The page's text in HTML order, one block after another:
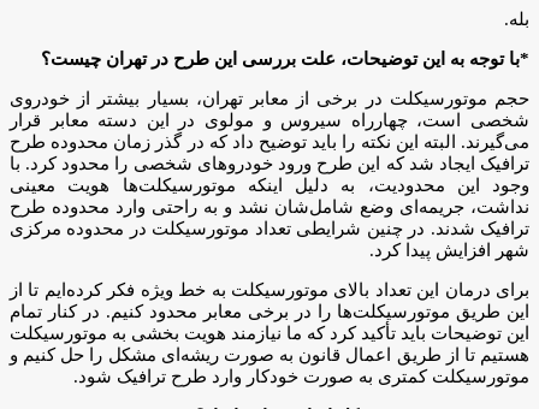
بله.
*با توجه به این توضیحات، علت بررسی این طرح در تهران چیست؟
حجم موتورسیکلت در برخی از معابر تهران، بسیار بیشتر از خودروی
شخصی است،‌ چهارراه سیروس و مولوی در این دسته معابر قرار
می‌گیرند. البته این نکته را باید توضیح داد که در گذر زمان محدوده طرح
ترافیک ایجاد شد که این طرح ورود خودروهای شخصی را محدود کرد. با
وجود این محدودیت، به دلیل اینکه موتورسیکلت‌ها هویت معینی
نداشت، جریمه‌ای وضع شامل‌شان نشد و به راحتی وارد محدوده طرح
ترافیک شدند. در چنین شرایطی تعداد موتورسیکلت در محدوده مرکزی
شهر افزایش پیدا کرد.
برای درمان این تعداد بالای موتورسیکلت به خط ویژه فکر کرده‌ایم تا از
این طریق موتورسیکلت‌ها را در برخی معابر محدود کنیم. در کنار تمام
این توضیحات باید تأکید کرد که ما نیازمند هویت بخشی به موتورسیکلت
هستیم تا از طریق اعمال قانون به صورت ریشه‌ای مشکل را حل کنیم و
موتورسیکلت کمتری به صورت خودکار وارد طرح ترافیک شود.